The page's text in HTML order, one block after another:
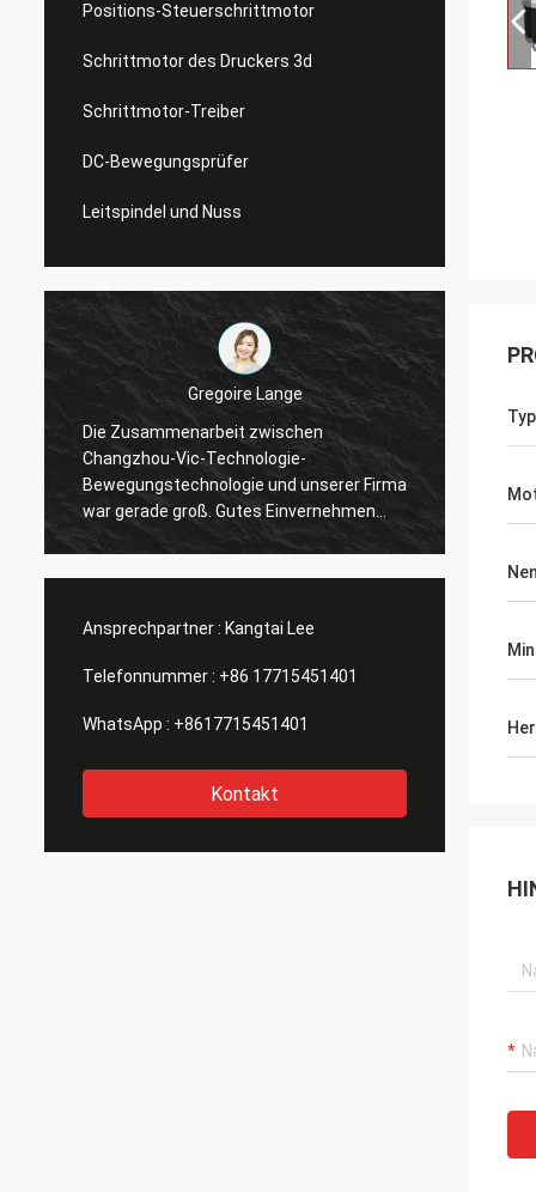
Positions-Steuerschrittmotor
Schrittmotor des Druckers 3d
Schrittmotor-Treiber
DC-Bewegungsprüfer
Leitspindel und Nuss
Gregoire Lange
zwischen
Vic-Technologie-
und unserer Firma
groß. Gutes Einvernehmen
Bedarfs, großes Gewillt sein,
Berufs- und klare
wurde in der Zeit
hinzugefügt dem
Fahrerarbeiten, wie
Ansprechpartner : Kangtai Lee
Telefonnummer : +86 17715451401
WhatsApp : +8617715451401
Kontakt